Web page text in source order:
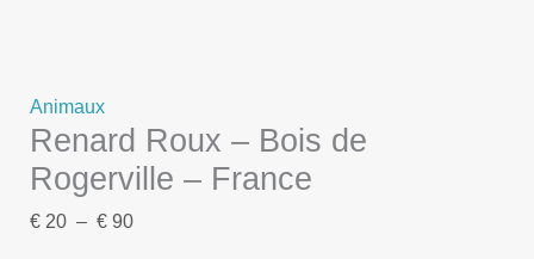
Animaux
Renard Roux – Bois de
Rogerville – France
€ 20 – € 90